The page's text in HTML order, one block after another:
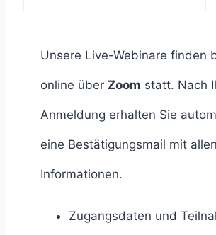
Unsere Live-Webinare finden
online über Zoom statt. Nach
Anmeldung erhalten Sie
eine Bestätigungsmail mit
Informationen.
Zugangsdaten und